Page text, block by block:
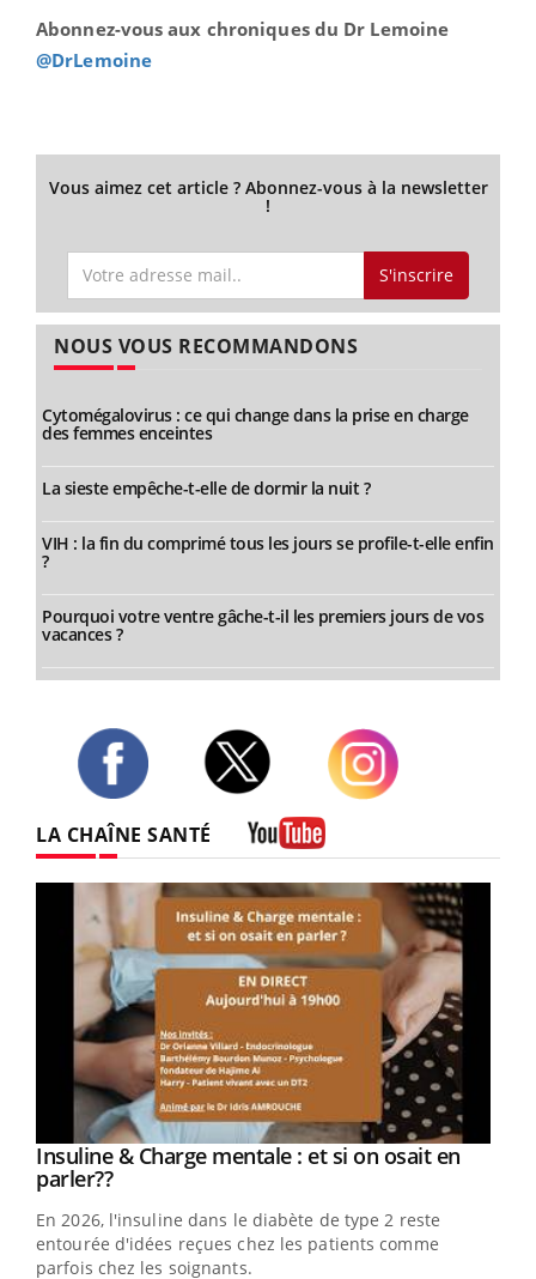
Abonnez-vous aux chroniques du Dr Lemoine
@DrLemoine
Vous aimez cet article ? Abonnez-vous à la newsletter
!
S'inscrire
NOUS VOUS RECOMMANDONS
Cytomégalovirus : ce qui change dans la prise en charge
des femmes enceintes
La sieste empêche-t-elle de dormir la nuit ?
VIH : la fin du comprimé tous les jours se profile-t-elle enfin
?
Pourquoi votre ventre gâche-t-il les premiers jours de vos
vacances ?
LA CHAÎNE SANTÉ
Youtube
Insuline & Charge mentale : et si on osait en
parler??Youtube
En 2026, l'insuline dans le diabète de type 2 reste
entourée d'idées reçues chez les patients comme
parfois chez les soignants.